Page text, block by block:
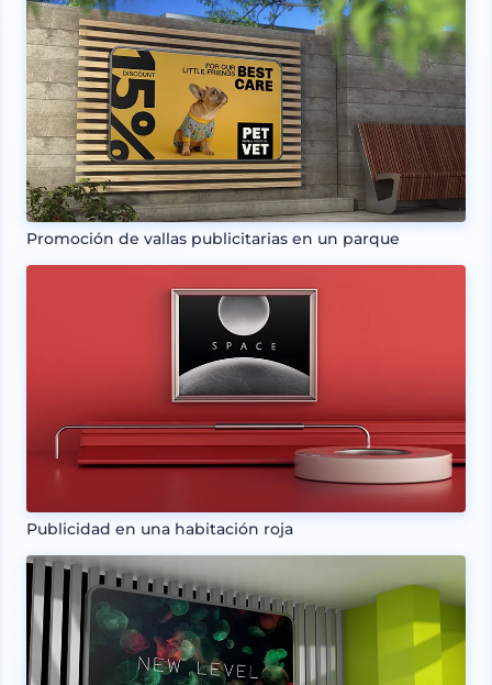
Promoción de vallas publicitarias en un parque
Publicidad en una habitación roja